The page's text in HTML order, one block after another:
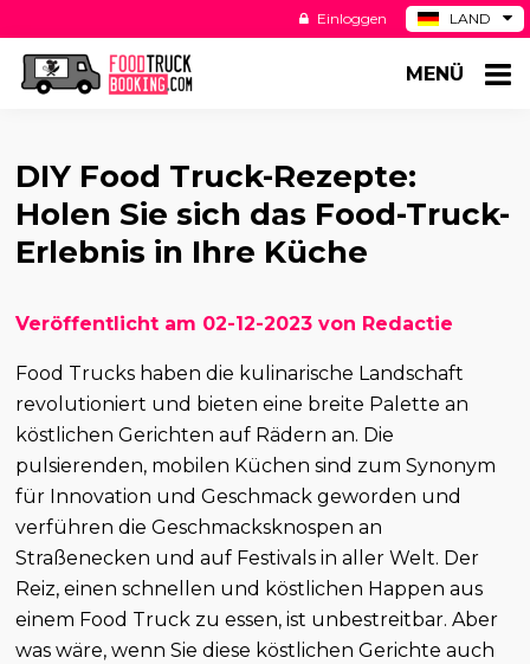
LAND
ES
Einloggen
MENÜ
DIY Food Truck-Rezepte:
Holen Sie sich das Food-Truck-
Erlebnis in Ihre Küche
Veröffentlicht am 02-12-2023 von Redactie
Food Trucks haben die kulinarische Landschaft
revolutioniert und bieten eine breite Palette an
köstlichen Gerichten auf Rädern an. Die
pulsierenden, mobilen Küchen sind zum Synonym
für Innovation und Geschmack geworden und
verführen die Geschmacksknospen an
Straßenecken und auf Festivals in aller Welt. Der
Reiz, einen schnellen und köstlichen Happen aus
einem Food Truck zu essen, ist unbestreitbar. Aber
was wäre, wenn Sie diese köstlichen Gerichte auch